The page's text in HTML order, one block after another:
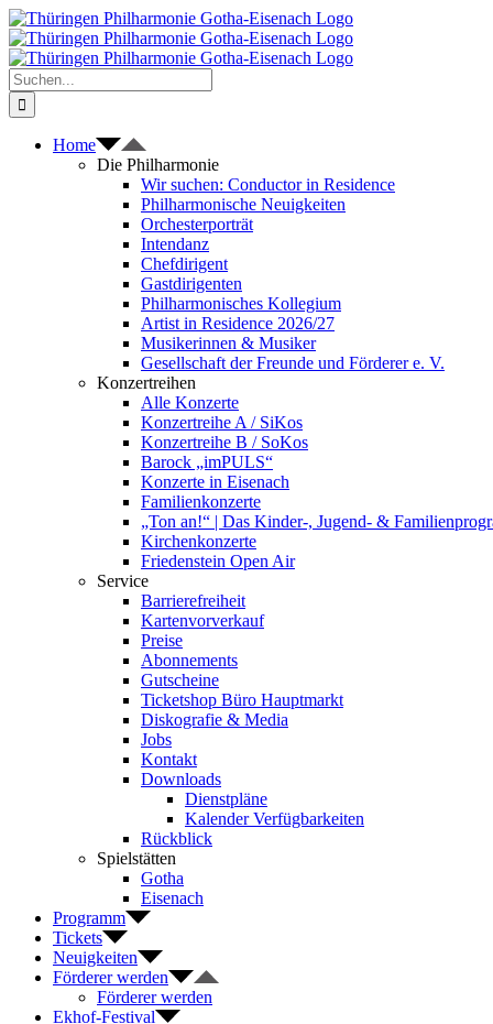
Zum
Inhalt
springen
Suche
nach:
Home
Die Philharmonie
Wir suchen: Conductor in Residence
Philharmonische Neuigkeiten
Orchesterporträt
Intendanz
Chefdirigent
Gastdirigenten
Philharmonisches Kollegium
Artist in Residence 2026/27
Musikerinnen & Musiker
Gesellschaft der Freunde und Förderer e. V.
Konzertreihen
Alle Konzerte
Konzertreihe A / SiKos
Konzertreihe B / SoKos
Barock „imPULS“
Konzerte in Eisenach
Familienkonzerte
„Ton an!“ | Das Kinder-, Jugend- &
Kirchenkonzerte
Friedenstein Open Air
Service
Barrierefreiheit
Kartenvorverkauf
Preise
Abonnements
Gutscheine
Ticketshop Büro Hauptmarkt
Diskografie & Media
Jobs
Kontakt
Downloads
Dienstpläne
Kalender Verfügbarkeiten
Rückblick
Spielstätten
Gotha
Eisenach
Programm
Tickets
Neuigkeiten
Förderer werden
Förderer werden
Ekhof-Festival